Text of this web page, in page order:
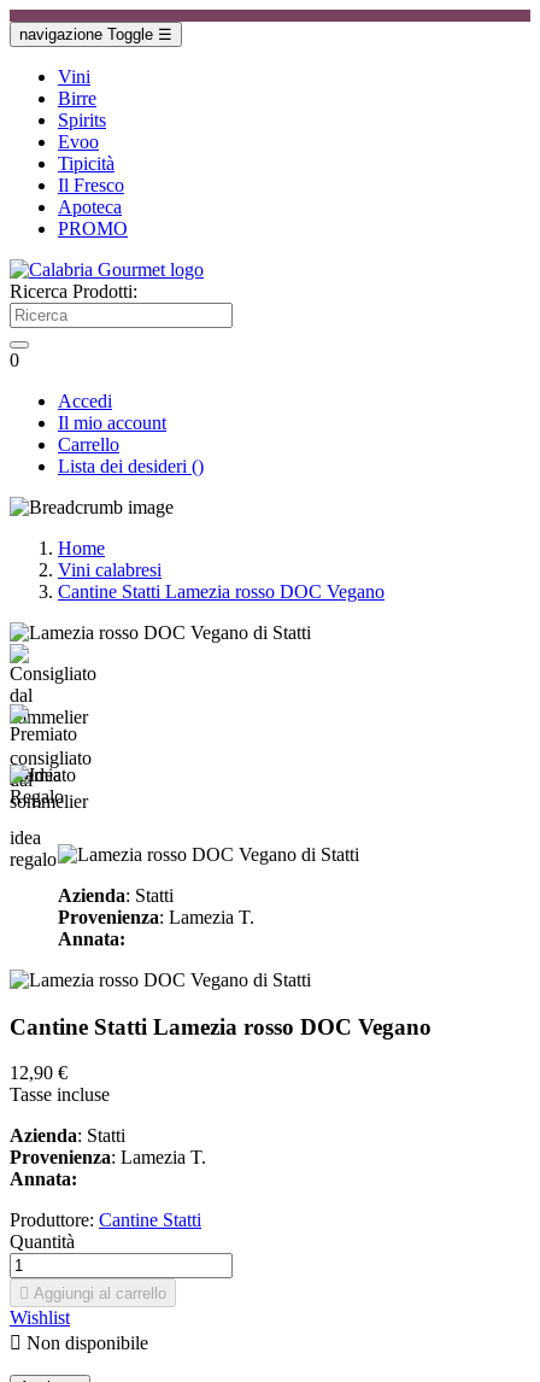
navigazione Toggle ☰
Vini
Birre
Spirits
Evoo
Tipicità
Il Fresco
Apoteca
PROMO
Ricerca Prodotti:
0
Accedi
Il mio account
Carrello
Lista dei desideri ()
Home
Vini calabresi
Cantine Statti Lamezia rosso DOC Vegano
consigliato
dal
sommelier
premiato
idea
regalo
Azienda: Statti
Provenienza: Lamezia T.
Annata:
Cantine Statti Lamezia rosso DOC Vegano
12,90 €
Tasse incluse
Azienda: Statti
Provenienza: Lamezia T.
Annata:
Produttore: Cantine Statti
Quantità
 Aggiungi al carrello
Wishlist
 Non disponibile